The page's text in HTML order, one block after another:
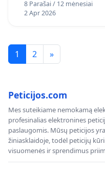
8 Parašai / 12 mėnesiai
2 Apr 2026
1 2 »
Peticijos.com
Mes suteikiame nemokamą
profesinalias elektronines
paslaugomis. Mūsų peticijos
žiniasklaidoje, todėl peticijų
visuomenės ir sprendimus